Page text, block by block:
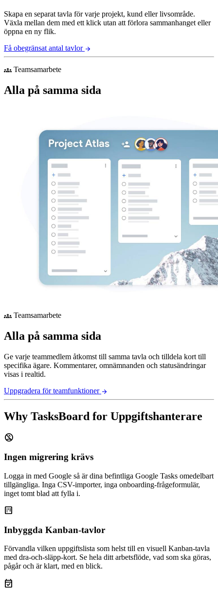
Skapa en separat tavla för varje projekt, kund eller livsområde.
Växla mellan dem med ett klick utan att förlora sammanhanget eller
öppna en ny flik.
Få obegränsat antal tavlor arrow_forward
groups Teamsamarbete
Alla på samma sida
groups Teamsamarbete
Alla på samma sida
Ge varje teammedlem åtkomst till samma tavla och tilldela kort till
specifika ägare. Kommentarer, omnämnanden och statusändringar
visas i realtid.
Uppgradera för teamfunktioner arrow_forward
Why TasksBoard for Uppgiftshanterare
no_accounts
Ingen migrering krävs
Logga in med Google så är dina befintliga Google Tasks omedelbart
tillgängliga. Inga CSV-importer, inga onboarding-frågeformulär,
inget tomt blad att fylla i.
view_kanban
Inbyggda Kanban-tavlor
Förvandla vilken uppgiftslista som helst till en visuell Kanban-tavla
med dra-och-släpp-kort. Se hela ditt arbetsflöde, vad som ska göras,
pågår och är klart, med en blick.
event_available